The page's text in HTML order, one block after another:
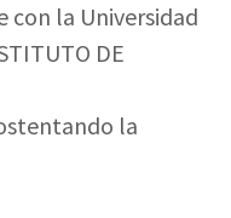
con la Universidad
DE
ostentando la